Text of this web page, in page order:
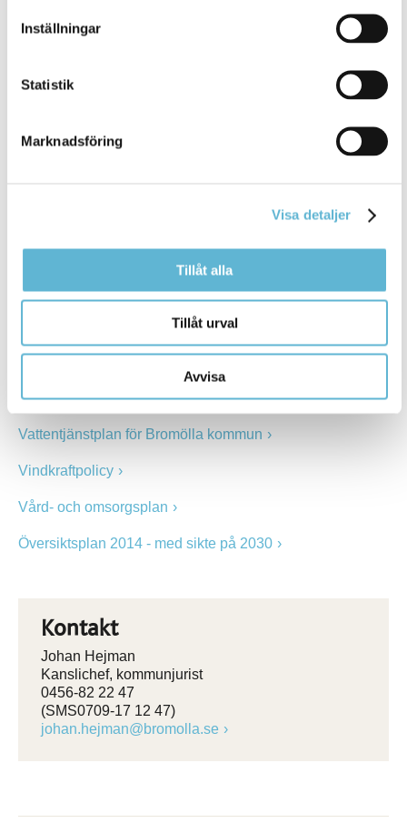
Inställningar
Statistik
Marknadsföring
Visa detaljer
Tillåt alla
Tillåt urval
Avvisa
Stadgar för Bromölla kommuns kulturpris
Stadgar för Bromölla kommuns ungdomsstipendium
Tillämpningsföreskrifter e-förslag
Trafikstrategi
VA-Plan för Bromölla kommun
VA-policy
Vattenförsörjningsplan för Bromölla kommun
Vattentjänstplan för Bromölla kommun
Vindkraftpolicy
Vård- och omsorgsplan
Översiktsplan 2014 - med sikte på 2030
Kontakt
Johan Hejman
Kanslichef, kommunjurist
0456-82 22 47
(SMS0709-17 12 47)
johan.hejman@bromolla.se